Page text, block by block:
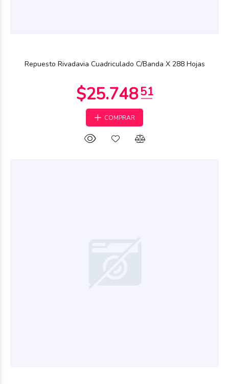
Repuesto Rivadavia Cuadriculado C/Banda X 288 Hojas
COMPRAR